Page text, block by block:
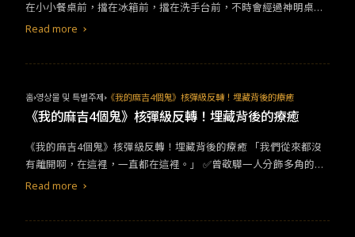
藏在其中，並沒格外亮眼。&nbsp;而職場線也略顯一般，主管竊取
想法邀功、陷害設計男主角一行人工作出包等情節，在影視劇中並
了」的心理準備。&nbsp;近年的都市愛情劇多走甜寵劇，少有像
好劇。《驕陽伴我》願意將焦點多放在不同處，使得可討論議題更
為多元，是個非常值得讚許的選擇；但主戲配角戲份的失衡與焦點
受粉絲期待的《慶餘年2》。也因此掀起一股道歉潮，粉絲向這些劇
中自己喜愛的演員道歉，超前棄劇，等下部再加倍看回來。 楊洋也
受劇烈影響。
在小小餐桌前，擋在冰箱前，擋在洗手台前，不時會經過神明桌，
卻有一張突兀巨大的按摩椅，但說也有趣，每次一起吃飯，即便有
Read more
홈 영상물 및 특별주제 《我的麻吉4個鬼》核彈級反轉！埋藏背後的療癒
《我的麻吉4個鬼》核彈級反轉！埋藏背後的療癒
​《我的麻吉4個鬼》核彈級反轉！埋藏背後的療癒​ ​​「我們從來都沒
有離開啊，在這裡，一直都在這裡。」​ ​​✅​​曾敬驊一人分飾多角的演
出​
Read more